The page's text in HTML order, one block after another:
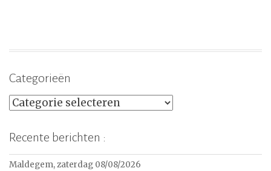
Categorieën
Categorieën
Recente berichten :
Maldegem, zaterdag 08/08/2026